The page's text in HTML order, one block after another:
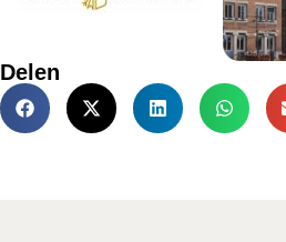
Delen